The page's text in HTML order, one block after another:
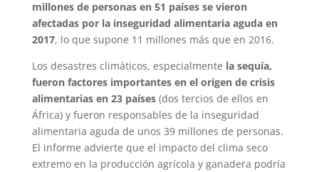
millones de personas en 51 países se vieron
afectadas por la inseguridad alimentaria aguda en
2017, lo que supone 11 millones más que en 2016.
Los desastres climáticos, especialmente la sequía,
fueron factores importantes en el origen de crisis
alimentarias en 23 países(dos tercios de ellos en
África) y fueron responsables de la inseguridad
alimentaria aguda de unos 39 millones de personas.
El informe advierte que el impacto del clima seco
extremo en la producción agrícola y ganadera podría